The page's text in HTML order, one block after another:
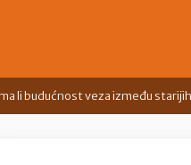
li budućnost veza između